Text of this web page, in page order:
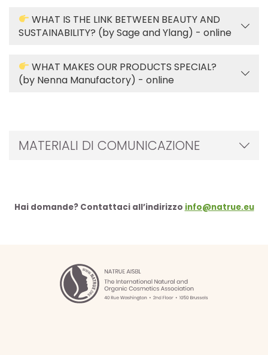
WHAT IS THE LINK BETWEEN BEAUTY AND
SUSTAINABILITY? (by Sage and Ylang) - online
WHAT MAKES OUR PRODUCTS SPECIAL?
(by Nenna Manufactory) - online
MATERIALI DI COMUNICAZIONE
Hai domande? Contattaci all’indirizzo info@natrue.eu